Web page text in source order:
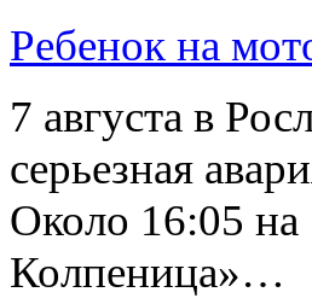
Ребенок на
7 августа в
серьезная
Около 16:05
Колпеница»…